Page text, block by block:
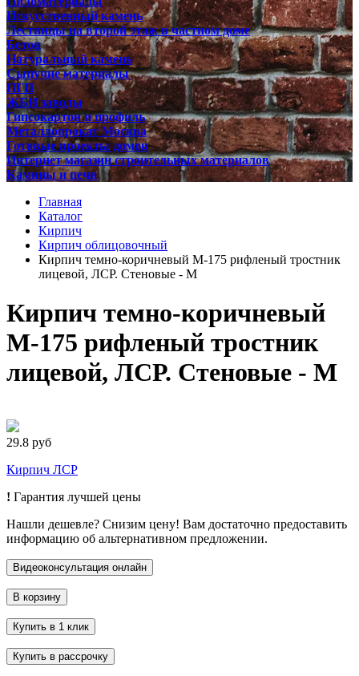
Искусственный камень
Лестницы на второй этаж в частном доме
Бетон
Натуральный камень
Сыпучие материалы
ПГП
ЖБИ заводы
Гипсокартон и профиль
Металлопрокат Москва
Готовые проекты домов
Интернет магазин строительных материалов
Камины и печи
Главная
Каталог
Кирпич
Кирпич облицовочный
Кирпич темно-коричневый М-175 рифленый тростник
лицевой, ЛСР. Стеновые - М
Кирпич темно-коричневый
М-175 рифленый тростник
лицевой, ЛСР. Стеновые - М
29.8 руб
Кирпич ЛСР
! Гарантия лучшей цены
Нашли дешевле? Снизим цену! Вам достаточно предоставить
информацию об альтернативном предложении.